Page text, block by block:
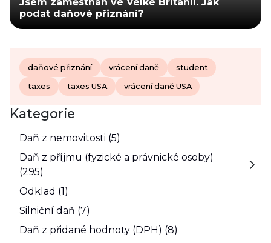
podat daňové přiznání?
daňové přiznání vrácení daně student
taxes taxes USA vrácení daně USA
Kategorie
Daň z nemovitosti (5)
Daň z příjmu (fyzické a právnické osoby)
(295)
Odklad (1)
Silniční daň (7)
Daň z přidané hodnoty (DPH) (8)